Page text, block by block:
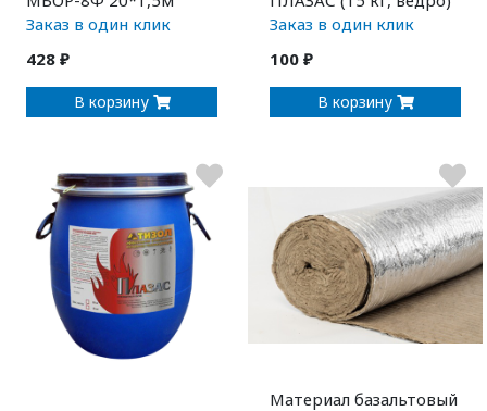
Заказ в один клик
428 ₽
В корзину
Заказ в один клик
100 ₽
В корзину
Материал базальтовый